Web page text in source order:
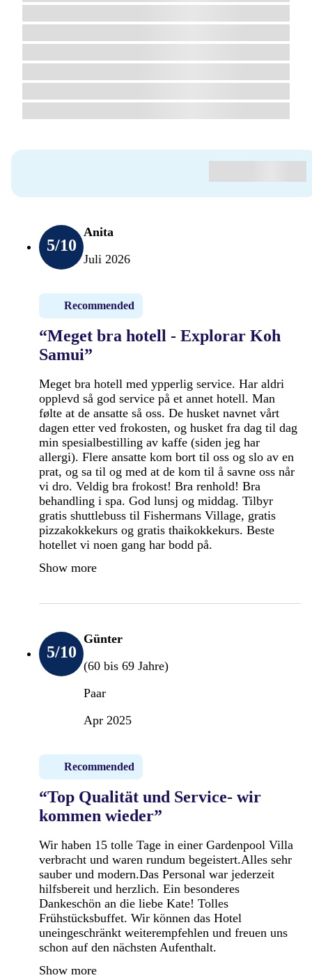
5/10
Anita
Juli 2026
Recommended
“Meget bra hotell - Explorar Koh
Samui”
Meget bra hotell med ypperlig service. Har aldri
opplevd så god service på et annet hotell. Man
følte at de ansatte så oss. De husket navnet vårt
dagen etter ved frokosten, og husket fra dag til dag
min spesialbestilling av kaffe (siden jeg har
allergi). Flere ansatte kom bort til oss og slo av en
prat, og sa til og med at de kom til å savne oss når
vi dro. Veldig bra frokost! Bra renhold! Bra
behandling i spa. God lunsj og middag. Tilbyr
gratis shuttlebuss til Fishermans Village, gratis
pizzakokkekurs og gratis thaikokkekurs. Beste
hotellet vi noen gang har bodd på.
Show more
5/10
Günter
(60 bis 69 Jahre)
Paar
Apr 2025
Recommended
“Top Qualität und Service- wir
kommen wieder”
Wir haben 15 tolle Tage in einer Gardenpool Villa
verbracht und waren rundum begeistert.Alles sehr
sauber und modern.Das Personal war jederzeit
hilfsbereit und herzlich. Ein besonderes
Dankeschön an die liebe Kate! Tolles
Frühstücksbuffet. Wir können das Hotel
uneingeschränkt weiterempfehlen und freuen uns
schon auf den nächsten Aufenthalt.
Show more